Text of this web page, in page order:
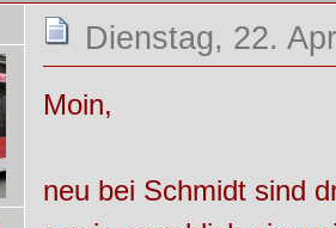
Dienstag, 22.
Moin,
neu bei Schmidt sind